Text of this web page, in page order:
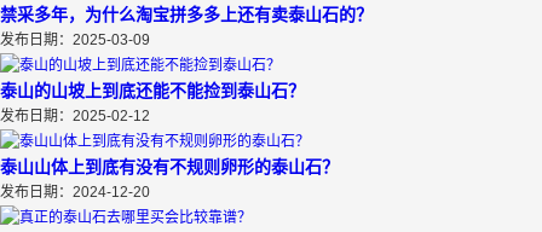
禁采多年，为什么淘宝拼多多上还有卖泰山石的？
发布日期：2025-03-09
泰山的山坡上到底还能不能捡到泰山石？
发布日期：2025-02-12
泰山山体上到底有没有不规则卵形的泰山石？
发布日期：2024-12-20